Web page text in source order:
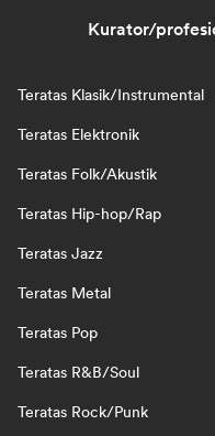
Kurator/
Teratas Klasik/Instrumental
Teratas Elektronik
Teratas Folk/Akustik
Teratas Hip-hop/Rap
Teratas Jazz
Teratas Metal
Teratas Pop
Teratas R&B/Soul
Teratas Rock/Punk